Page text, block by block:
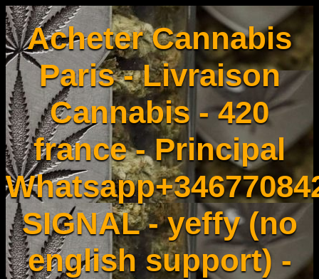
Acheter Cannabis
Paris - Livraison
Cannabis - 420
france - Principal
SIGNAL - yeffy (no
english support) -